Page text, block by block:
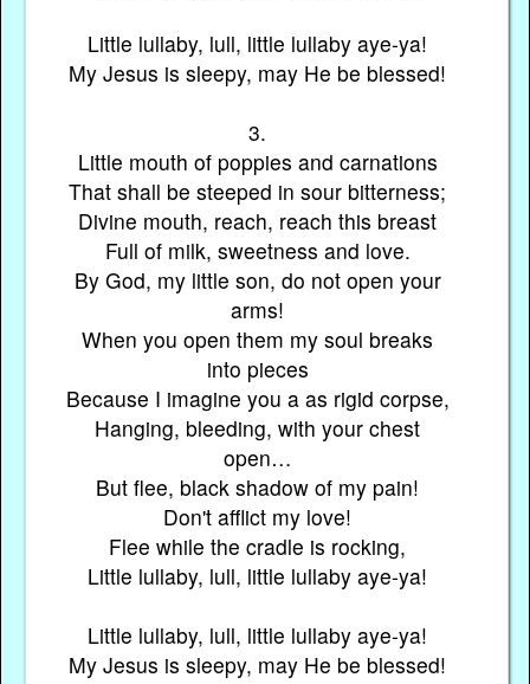
Little lullaby, lull, little lullaby aye-ya!
My Jesus is sleepy, may He be blessed!
3.
Little mouth of poppies and carnations
That shall be steeped in sour bitterness;
Divine mouth, reach, reach this breast
Full of milk, sweetness and love.
By God, my little son, do not open your
arms!
When you open them my soul breaks
into pieces
Because I imagine you a as rigid corpse,
Hanging, bleeding, with your chest
open…
But flee, black shadow of my pain!
Don't afflict my love!
Flee while the cradle is rocking,
Little lullaby, lull, little lullaby aye-ya!
Little lullaby, lull, little lullaby aye-ya!
My Jesus is sleepy, may He be blessed!